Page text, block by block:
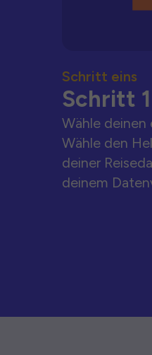
Schritt eins
Schritt 1
Wähle deinen
Wähle den
deiner
deinem